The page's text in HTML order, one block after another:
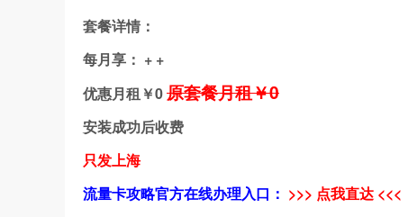
套餐详情：
每月享： + +
优惠月租￥0原套餐月租￥0
安装成功后收费
只发上海
流量卡攻略官方在线办理入口： >>> 点我直达 <<<